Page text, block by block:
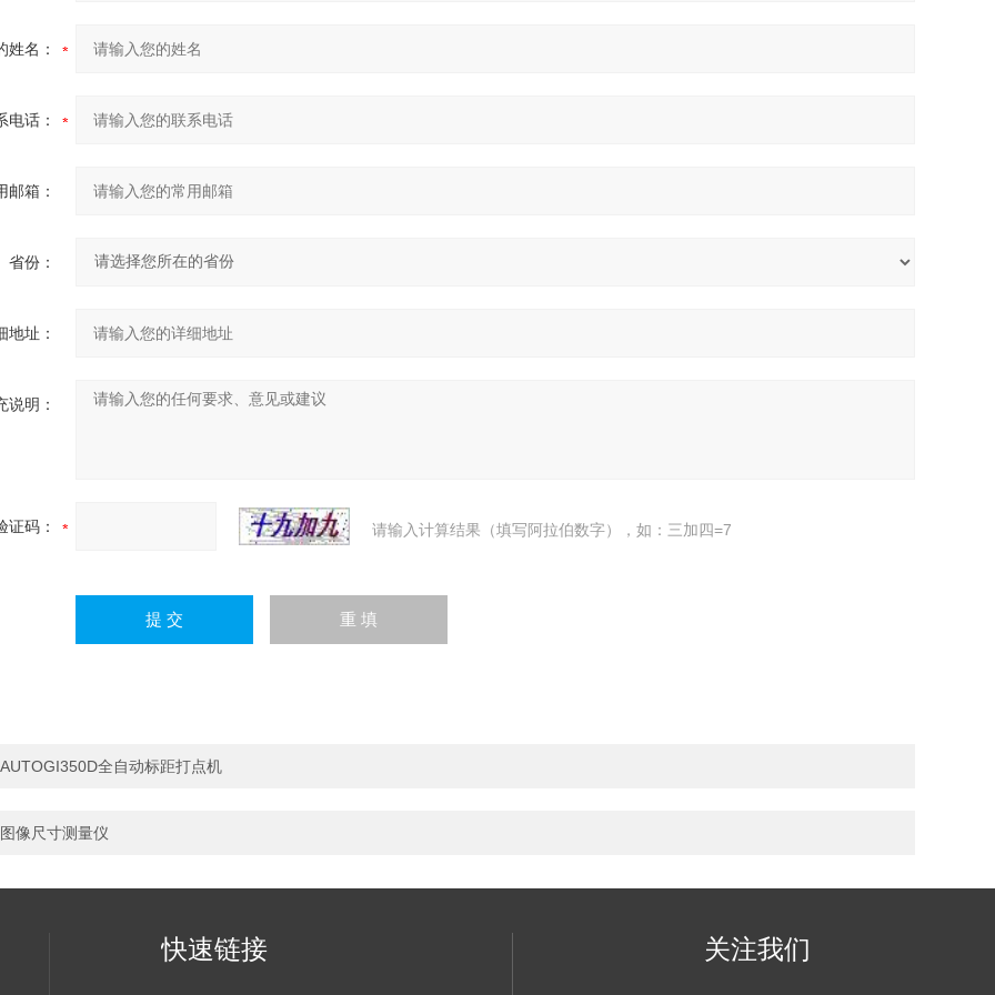
姓名：
电话：
邮箱：
省份：
地址：
说明：
证码： 请输入计算结果（填写阿拉伯数字），如：三加四=7
AUTOGI350D全自动标距打点机
图像尺寸测量仪
快速链接 关注我们